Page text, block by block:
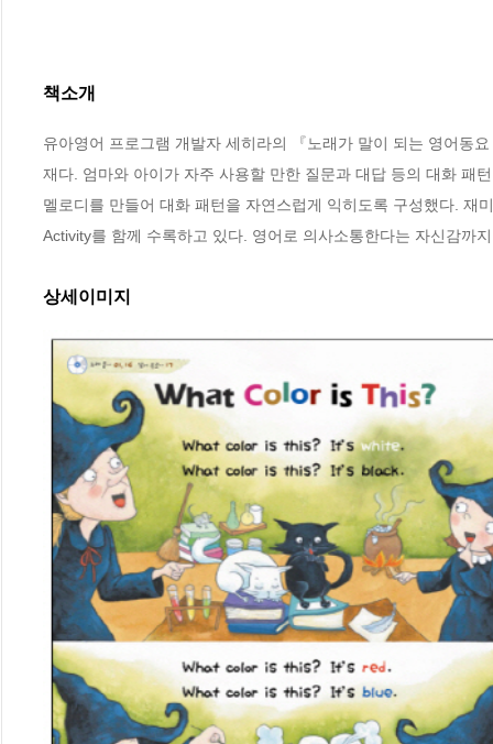
책소개
유아영어 프로그램 개발자 세히라의 『노래가 말이 되는 영어동
재다. 엄마와 아이가 자주 사용할 만한 질문과 대답 등의 대화 패
멜로디를 만들어 대화 패턴을 자연스럽게 익히도록 구성했다. 재
Activity를 함께 수록하고 있다. 영어로 의사소통한다는 자신감까
상세이미지